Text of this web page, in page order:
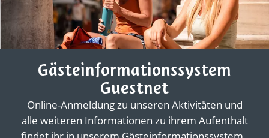
Gästeinformationssystem
Guestnet
Online-Anmeldung zu unseren Aktivitäten und
alle weiteren Informationen zu ihrem Aufenthalt